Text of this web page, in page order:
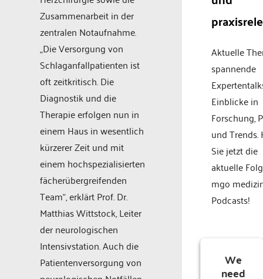
Zusammenarbeit in der
zentralen Notaufnahme.
„Die Versorgung von
Schlaganfallpatienten ist
oft zeitkritisch. Die
Diagnostik und die
Therapie erfolgen nun in
einem Haus in wesentlich
kürzerer Zeit und mit
einem hochspezialisierten
fächerübergreifenden
Team“, erklärt Prof. Dr.
Matthias Wittstock, Leiter
der neurologischen
Intensivstation. Auch die
Patientenversorgung von
Aktuelle
spannende
Einblicke in
Forschung,
und Trends.
Sie jetzt die
aktuelle
mgo
Podcasts!
We
need